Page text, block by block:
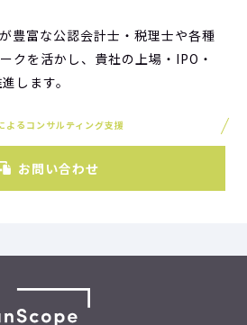
豊富な公認会計士・税理士や各種
クを活かし、貴社の上場・IPO・
します。
よるコンサルティング支援
お問い合わせ